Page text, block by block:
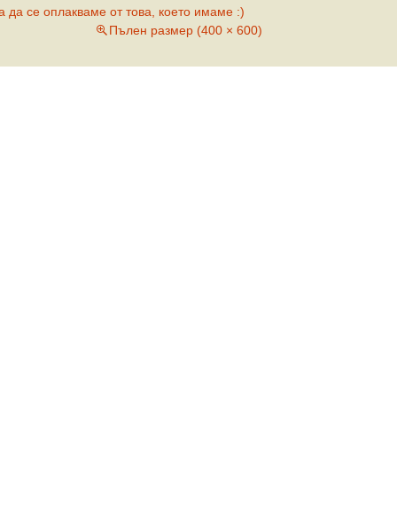
да се оплакваме от това, което имаме :)
Пълен размер (400 × 600)